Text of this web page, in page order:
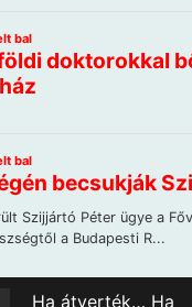
Ha átverték… Ha